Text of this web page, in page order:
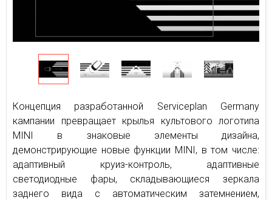
Концепция разработанной Serviceplan Germany
кампании превращает крылья культового логотипа
MINI в знаковые элементы дизайна,
демонстрирующие новые функции MINI, в том числе:
адаптивный круиз-контроль, адаптивные
светодиодные фары, складывающиеся зеркала
заднего вида с автоматическим затемнением,